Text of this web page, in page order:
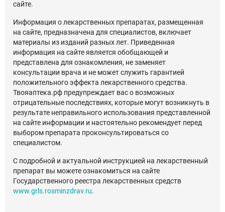
сайте.
Информация о лекарственных препаратах, размещенная
на сайте, предназначена для специалистов, включает
материалы из изданий разных лет. Приведенная
информация на сайте является обобщающей и
представлена для ознакомления, не заменяет
консультации врача и не может служить гарантией
положительного эффекта лекарственного средства.
Твояаптека.рф предупреждает вас о возможных
отрицательные последствиях, которые могут возникнуть в
результате неправильного использования представленной
на сайте информации и настоятельно рекомендует перед
выбором препарата проконсультироваться со
специалистом.
С подробной и актуальной инструкцией на лекарственный
препарат вы можете ознакомиться на сайте
Государственного реестра лекарственных средств
www.grls.rosminzdrav.ru.